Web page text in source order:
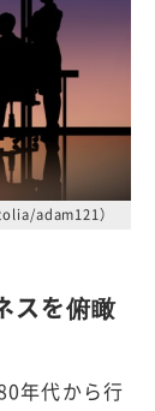
adam121）
スを俯瞰
年代から行